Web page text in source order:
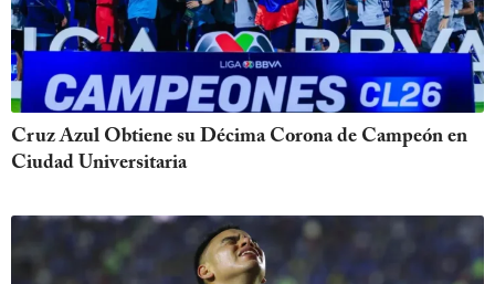
Cruz Azul Obtiene su Décima Corona de Campeón en
Ciudad Universitaria